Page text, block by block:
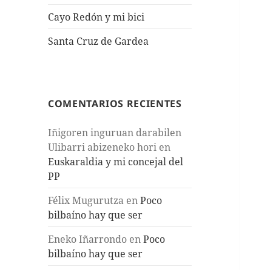
Cayo Redón y mi bici
Santa Cruz de Gardea
COMENTARIOS RECIENTES
Iñigoren inguruan darabilen
Ulibarri abizeneko hori en
Euskaraldia y mi concejal del
PP
Félix Mugurutza enPoco
bilbaíno hay que ser
Eneko Iñarrondo enPoco
bilbaíno hay que ser